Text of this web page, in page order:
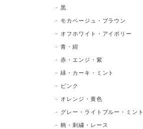
黒
モカベージュ・ブラウン
オフホワイト・アイボリー
青・紺
赤・エンジ・紫
緑・カーキ・ミント
ピンク
オレンジ・黄色
グレー・ライトブルー・ミント
柄・刺繍・レース